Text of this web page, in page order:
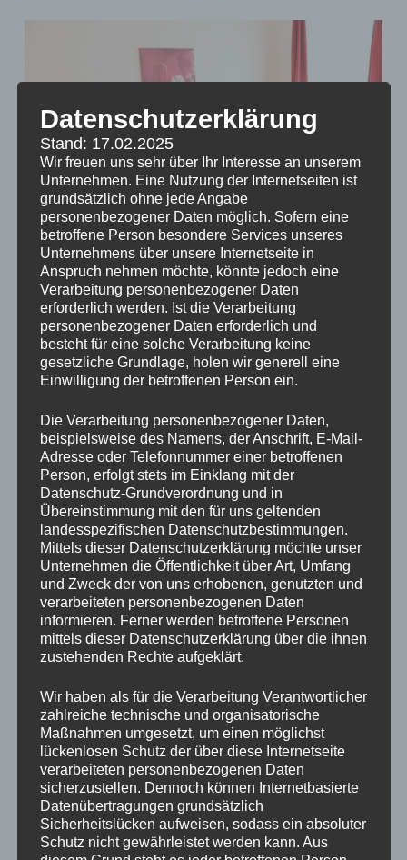
Datenschutzerklärung
Stand: 17.02.2025
Wir freuen uns sehr über Ihr Interesse an unserem
Unternehmen. Eine Nutzung der Internetseiten ist
grundsätzlich ohne jede Angabe
personenbezogener Daten möglich. Sofern eine
betroffene Person besondere Services unseres
Unternehmens über unsere Internetseite in
Anspruch nehmen möchte, könnte jedoch eine
Verarbeitung personenbezogener Daten
erforderlich werden. Ist die Verarbeitung
personenbezogener Daten erforderlich und
besteht für eine solche Verarbeitung keine
gesetzliche Grundlage, holen wir generell eine
Einwilligung der betroffenen Person ein.
Die Verarbeitung personenbezogener Daten,
beispielsweise des Namens, der Anschrift, E-Mail-
Adresse oder Telefonnummer einer betroffenen
Person, erfolgt stets im Einklang mit der
Datenschutz-Grundverordnung und in
Übereinstimmung mit den für uns geltenden
landesspezifischen Datenschutzbestimmungen.
Mittels dieser Datenschutzerklärung möchte unser
Unternehmen die Öffentlichkeit über Art, Umfang
und Zweck der von uns erhobenen, genutzten und
verarbeiteten personenbezogenen Daten
informieren. Ferner werden betroffene Personen
mittels dieser Datenschutzerklärung über die ihnen
zustehenden Rechte aufgeklärt.
Wir haben als für die Verarbeitung Verantwortlicher
zahlreiche technische und organisatorische
Maßnahmen umgesetzt, um einen möglichst
lückenlosen Schutz der über diese Internetseite
verarbeiteten personenbezogenen Daten
sicherzustellen. Dennoch können Internetbasierte
Datenübertragungen grundsätzlich
Sicherheitslücken aufweisen, sodass ein absoluter
Schutz nicht gewährleistet werden kann. Aus